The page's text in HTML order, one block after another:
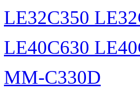
LE32C350
LE40C630
MM-C330D